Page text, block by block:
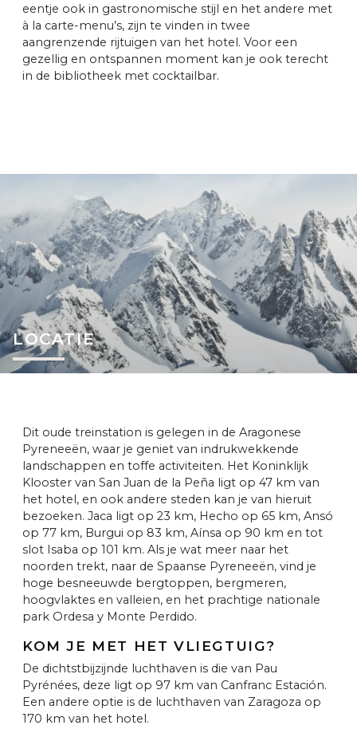
eentje ook in gastronomische stijl en het andere met
à la carte-menu’s, zijn te vinden in twee
aangrenzende rijtuigen van het hotel. Voor een
gezellig en ontspannen moment kan je ook terecht
in de bibliotheek met cocktailbar.
LOCATIE
Dit oude treinstation is gelegen in de Aragonese
Pyreneeën, waar je geniet van indrukwekkende
landschappen en toffe activiteiten. Het Koninklijk
Klooster van San Juan de la Peña ligt op 47 km van
het hotel, en ook andere steden kan je van hieruit
bezoeken. Jaca ligt op 23 km, Hecho op 65 km, Ansó
op 77 km, Burgui op 83 km, Aínsa op 90 km en tot
slot Isaba op 101 km. Als je wat meer naar het
noorden trekt, naar de Spaanse Pyreneeën, vind je
hoge besneeuwde bergtoppen, bergmeren,
hoogvlaktes en valleien, en het prachtige nationale
park Ordesa y Monte Perdido.
KOM JE MET HET VLIEGTUIG?
De dichtstbijzijnde luchthaven is die van Pau
Pyrénées, deze ligt op 97 km van Canfranc Estación.
Een andere optie is de luchthaven van Zaragoza op
170 km van het hotel.